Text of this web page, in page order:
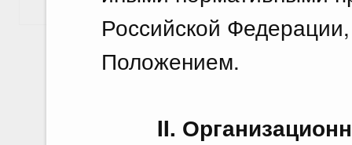
Российской
Положением.
II.
Показать еще